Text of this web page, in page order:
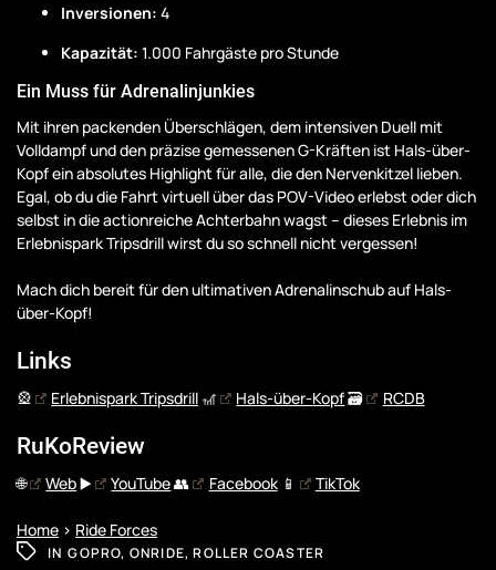
Inversionen: 4
Kapazität: 1.000 Fahrgäste pro Stunde
Ein Muss für Adrenalinjunkies
Mit ihren packenden Überschlägen, dem intensiven Duell mit
Volldampf und den präzise gemessenen G-Kräften ist Hals-über-
Kopf ein absolutes Highlight für alle, die den Nervenkitzel lieben.
Egal, ob du die Fahrt virtuell über das POV-Video erlebst oder dich
selbst in die actionreiche Achterbahn wagst – dieses Erlebnis im
Erlebnispark Tripsdrill wirst du so schnell nicht vergessen!
Mach dich bereit für den ultimativen Adrenalinschub auf Hals-
über-Kopf!
Links
🎡 Erlebnispark Tripsdrill 🎢 Hals-über-Kopf🗃️ RCDB
RuKoReview
🌐 Web▶️ YouTube👥 Facebook📱 TikTok
Home > Ride Forces
IN GOPRO, ONRIDE,ROLLER COASTER